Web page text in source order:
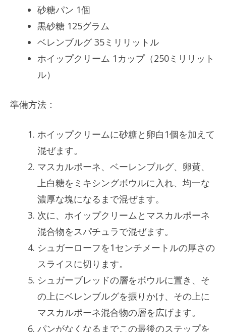
砂糖パン 1個
黒砂糖 125グラム
ベレンブルグ 35ミリリットル
ホイップクリーム 1カップ（250ミリリット
ル）
準備方法：
ホイップクリームに砂糖と卵白1個を加えて
混ぜます。
マスカルポーネ、ベーレンブルグ、卵黄、
上白糖をミキシングボウルに入れ、均一な
濃厚な塊になるまで混ぜます。
次に、ホイップクリームとマスカルポーネ
混合物をスパチュラで混ぜます。
シュガーローフを1センチメートルの厚さの
スライスに切ります。
シュガーブレッドの層をボウルに置き、そ
の上にベレンブルグを振りかけ、その上に
マスカルポーネ混合物の層を広げます。
パンがなくなるまでこの最後のステップを